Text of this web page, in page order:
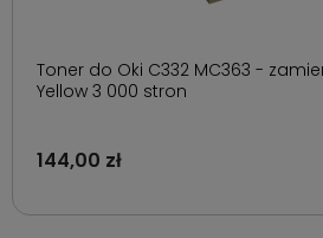
Toner do Oki C332 MC363 -
Yellow 3 000 stron
144,00 zł